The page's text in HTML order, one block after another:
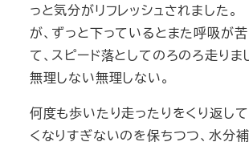
っと気分がリフレッシュされました。
が、ずっと下っているとまた呼吸が
て、スピード落としてのろのろ走りま
無理しない無理しない。
何度も歩いたり走ったりをくり返し
くなりすぎないのを保ちつつ、水分